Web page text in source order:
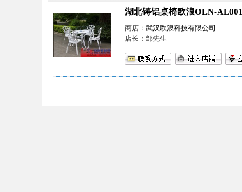
湖北铸铝桌椅欧浪OLN-AL001
商店： 武汉欧浪科技有限公司
店长：邹先生